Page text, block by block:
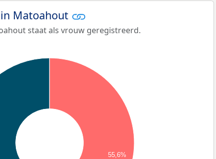
Matoahout
staat als vrouw geregistreerd.
55,6%